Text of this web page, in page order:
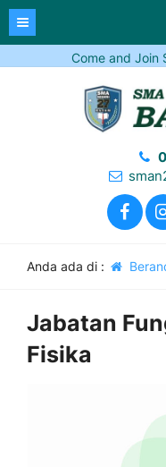
Come and Join
Anda ada di :
Jabatan
Fisika